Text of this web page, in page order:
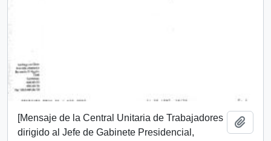
[Mensaje de la Central Unitaria de Trabajadores
dirigido al Jefe de Gabinete Presidencial,